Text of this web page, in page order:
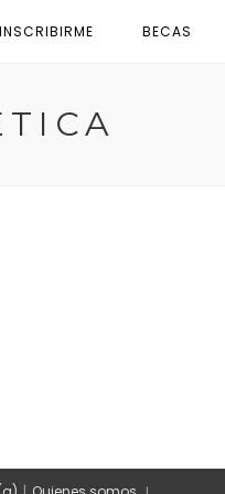
INSCRIBIRME BECAS